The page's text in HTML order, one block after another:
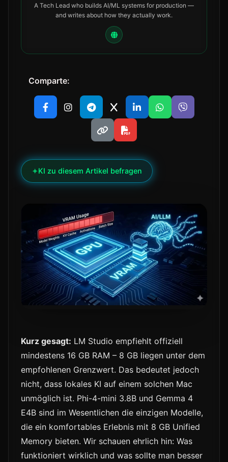
A Tech Lead who builds AI/ML systems for production —
and writes about how they actually work.
Comparte:
✦KI zu diesem Artikel befragen
Kurz gesagt: LM Studio empfiehlt offiziell
mindestens 16 GB RAM – 8 GB liegen unter dem
empfohlenen Grenzwert. Das bedeutet jedoch
nicht, dass lokales KI auf einem solchen Mac
unmöglich ist. Phi-4-mini 3.8B und Gemma 4
E4B sind im Wesentlichen die einzigen Modelle,
die ein komfortables Erlebnis mit 8 GB Unified
Memory bieten. Wir schauen ehrlich hin: Was
funktioniert wirklich und was sollte man besser